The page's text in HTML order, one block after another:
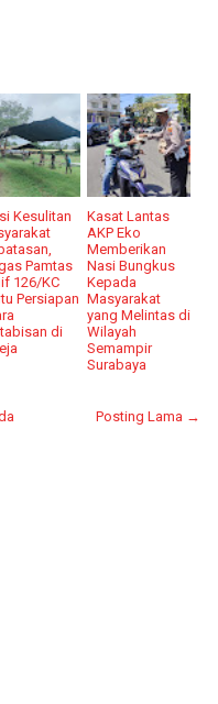
Kesulitan
Pamtas
126/KC
Persiapan
di
Kasat Lantas
AKP Eko
Memberikan
Nasi Bungkus
Kepada
Masyarakat
yang Melintas di
Wilayah
Semampir
Surabaya
Posting Lama →